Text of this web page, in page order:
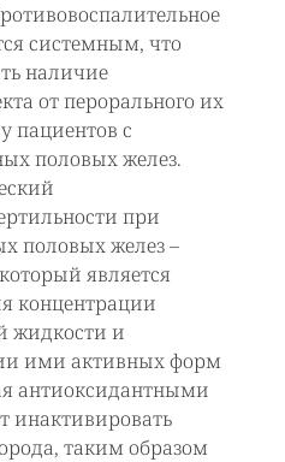
системным, что
наличие
от перорального их
пациентов с
половых желез.
при
половых желез –
является
концентрации
жидкости и
ими активных форм
антиоксидантными
инактивировать
таким образом